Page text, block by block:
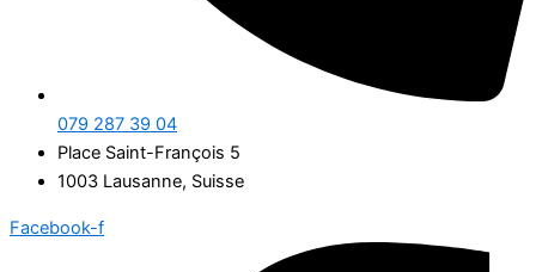
079 287 39 04
Place Saint-François 5
1003 Lausanne, Suisse
Facebook-f